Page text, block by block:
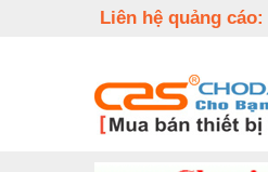
Liên hệ quảng cáo: